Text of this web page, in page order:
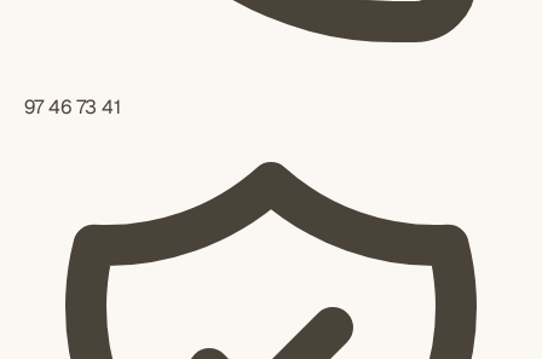
97 46 73 41